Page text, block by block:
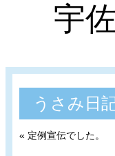
宇
うさみ日
« 定例宣伝でした。